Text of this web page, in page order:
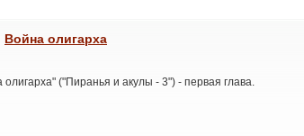
Война олигарха
олигарха" ("Пиранья и акулы - 3") - первая глава.